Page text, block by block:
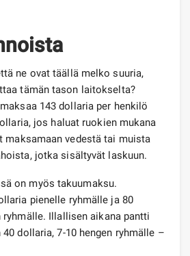
ne ovat täällä melko suuria,
tämän tason laitokselta?
143 dollaria per henkilö
jos haluat ruokien mukana
maksamaan vedestä tai muista
jotka sisältyvät laskuun.
on myös takuumaksu.
pienelle ryhmälle ja 80
ryhmälle. Illallisen aikana pantti
dollaria, 7-10 hengen ryhmälle –